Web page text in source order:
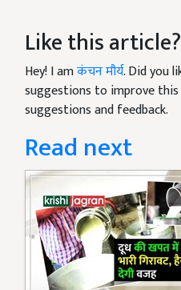
Like this article?
Hey! I amकंचन मौर्य. Did you
suggestions to improve
suggestions and feedback.
Read next